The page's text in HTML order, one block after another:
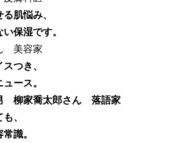
肌悩み、
保湿です。
美容家
つき、
ース。
柳家喬太郎さん 落語家
、
識。